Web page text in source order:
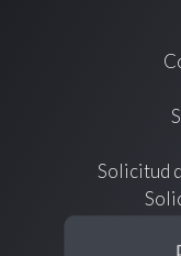
Solicitud